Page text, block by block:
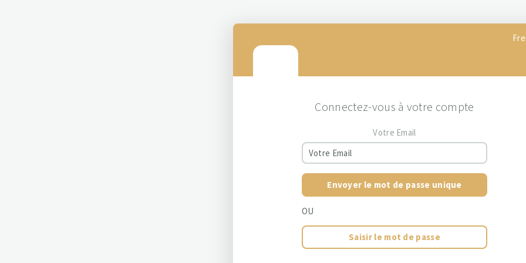
Connectez-vous à votre compte
Votre Email
Envoyer le mot de passe unique
OU
Saisir le mot de passe